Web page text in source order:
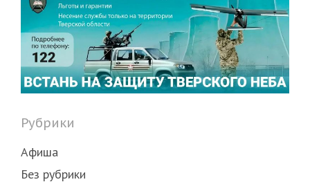
Рубрики
Афиша
Без рубрики